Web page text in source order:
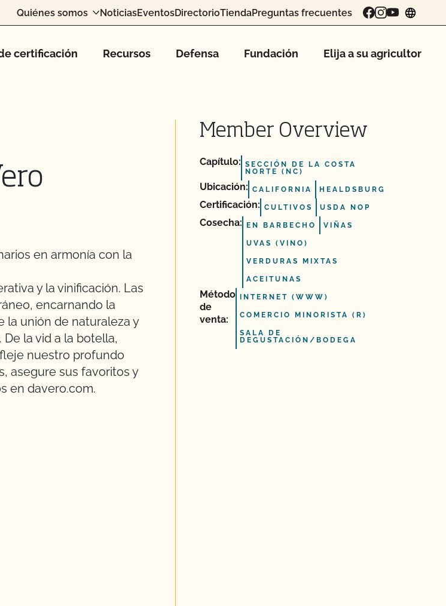
Quiénes somos NoticiasEventosDirectorioTiendaPreguntas frecuentes
certificación Recursos Defensa Fundación Elija a su agricultor
en armonía con la
y la vinificación. Las
encarnando la
la unión de naturaleza y
la vid a la botella,
nuestro profundo
asegure sus favoritos y
en davero.com.
Member Overview
Capítulo: SECCIÓN DE LA COSTA
NORTE (NC)
Ubicación: CALIFORNIA HEALDSBURG
Certificación: CULTIVOS USDA NOP
Cosecha: EN BARBECHO VIÑAS
UVAS (VINO)
VERDURAS MIXTAS
ACEITUNAS
Método
de
venta:
INTERNET (WWW)
COMERCIO MINORISTA (R)
SALA DE
DEGUSTACIÓN/BODEGA